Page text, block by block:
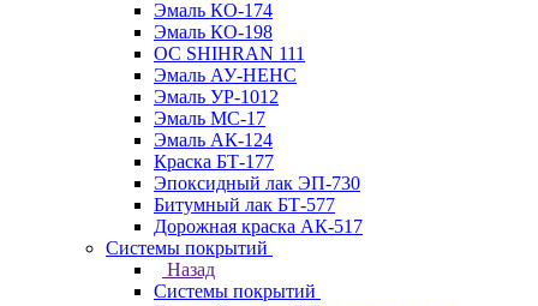
Эмаль КО-174
Эмаль КО-198
ОС SHIHRAN 111
Эмаль АУ-НЕНС
Эмаль УР-1012
Эмаль МС-17
Эмаль АК-124
Краска БТ-177
Эпоксидный лак ЭП-730
Битумный лак БТ-577
Дорожная краска АК-517
Системы покрытий
Назад
Системы покрытий